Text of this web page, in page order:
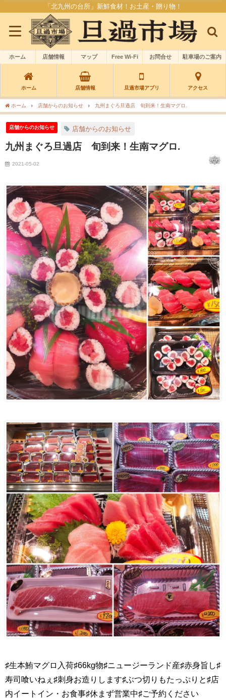
「北九州の台所」新鮮食材！お土産・贈り物！
ホーム 店舗情報 マップ Free Wi-Fi お問合せ 駐車場のご案内
ホーム 店舗情報 旦過市場アプリ アクセス
ホーム 店舗からのお知らせ 九州まぐろ旦過店 旬到来！生南マグロ.
店舗からのお知らせ 店舗からのお知らせ
九州まぐろ旦過店 旬到来！生南マグロ.
2021-05-02
♯生本鮪マグロ入荷♯66kg物♯ニュージーランド産♯赤身旨し♯
寿司喰いねぇ♯刺身お造りします♯ぶつ切りもたっぷりと♯店
内イートイン・お食事♯休まず営業中♯ご予約ください